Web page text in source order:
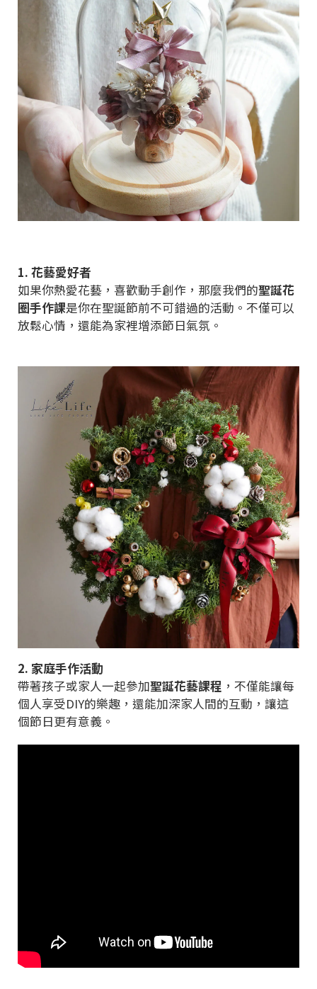
1. 花藝愛好者
如果你熱愛花藝，喜歡動手創作，那麼我們的聖誕花
圈手作課是你在聖誕節前不可錯過的活動。不僅可以
放鬆心情，還能為家裡增添節日氣氛。
2. 家庭手作活動
帶著孩子或家人一起參加聖誕花藝課程 ，不僅能讓每
個人享受DIY的樂趣，還能加深家人間的互動，讓這
個節日更有意義。